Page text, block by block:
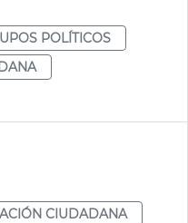
POLÍTICOS
CIUDADANA